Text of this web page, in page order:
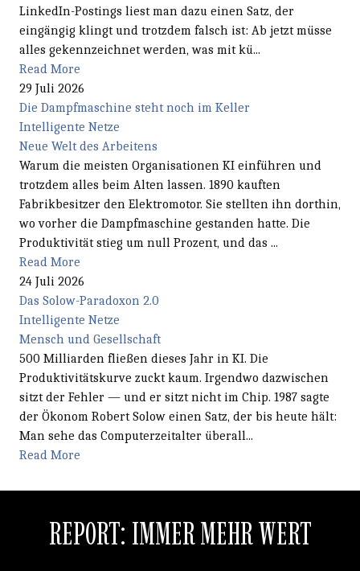
LinkedIn-Postings liest man dazu einen Satz, der
eingängig klingt und trotzdem falsch ist: Ab jetzt müsse
alles gekennzeichnet werden, was mit kü...
Read More
29 Juli 2026
Die Dampfmaschine steht noch im Keller
Intelligente Netze
Neue Welt des Arbeitens
Warum die meisten Organisationen KI einführen und
trotzdem alles beim Alten lassen. 1890 kauften
Fabrikbesitzer den Elektromotor. Sie stellten ihn dorthin,
wo vorher die Dampfmaschine gestanden hatte. Die
Produktivität stieg um null Prozent, und das ...
Read More
24 Juli 2026
Das Solow-Paradoxon 2.0
Intelligente Netze
Mensch und Gesellschaft
500 Milliarden fließen dieses Jahr in KI. Die
Produktivitätskurve zuckt kaum. Irgendwo dazwischen
sitzt der Fehler — und er sitzt nicht im Chip. 1987 sagte
der Ökonom Robert Solow einen Satz, der bis heute hält:
Man sehe das Computerzeitalter überall...
Read More
REPORT: IMMER MEHR WERT